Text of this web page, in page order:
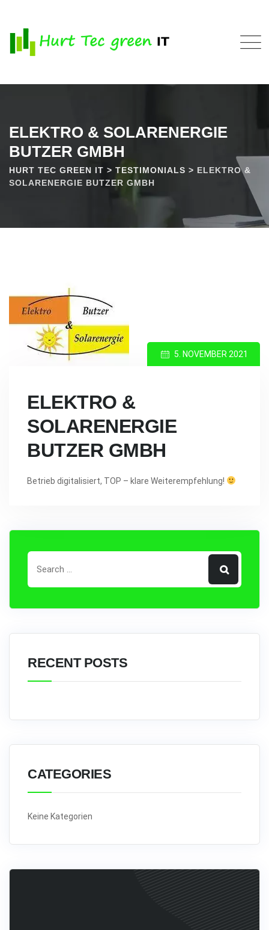
content
ELEKTRO & SOLARENERGIE
BUTZER GMBH
HURT TEC GREEN IT > TESTIMONIALS > ELEKTRO &
SOLARENERGIE BUTZER GMBH
5. NOVEMBER 2021
ELEKTRO &
SOLARENERGIE
BUTZER GMBH
Betrieb digitalisiert, TOP – klare Weiterempfehlung!
RECENT POSTS
CATEGORIES
Keine Kategorien